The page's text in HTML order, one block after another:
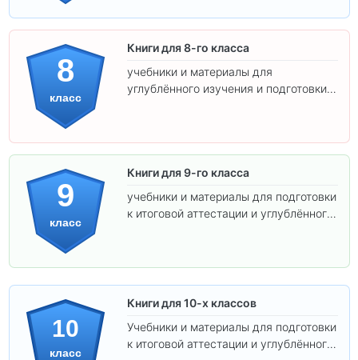
8
класс
Книги для 8-го класса
учебники и материалы для
углублённого изучения и подготовки к
9
класс
Книги для 9-го класса
учебники и материалы для подготовки
к итоговой аттестации и углублённого
10
класс
Книги для 10-х классов
Учебники и материалы для подготовки
к итоговой аттестации и углублённого